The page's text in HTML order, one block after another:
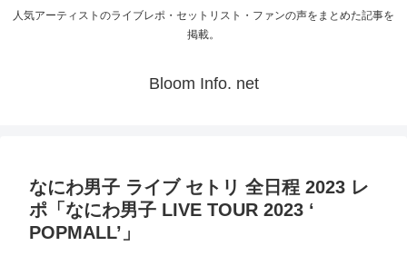
人気アーティストのライブレポ・セットリスト・ファンの声をまとめた記事を
掲載。
Bloom Info. net
なにわ男子 ライブ セトリ 全日程 2023 レ
ポ「なにわ男子 LIVE TOUR 2023 ‘
POPMALL’」